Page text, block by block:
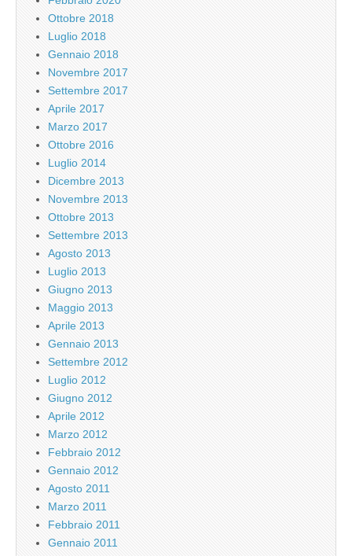
Ottobre 2018
Luglio 2018
Gennaio 2018
Novembre 2017
Settembre 2017
Aprile 2017
Marzo 2017
Ottobre 2016
Luglio 2014
Dicembre 2013
Novembre 2013
Ottobre 2013
Settembre 2013
Agosto 2013
Luglio 2013
Giugno 2013
Maggio 2013
Aprile 2013
Gennaio 2013
Settembre 2012
Luglio 2012
Giugno 2012
Aprile 2012
Marzo 2012
Febbraio 2012
Gennaio 2012
Agosto 2011
Marzo 2011
Febbraio 2011
Gennaio 2011